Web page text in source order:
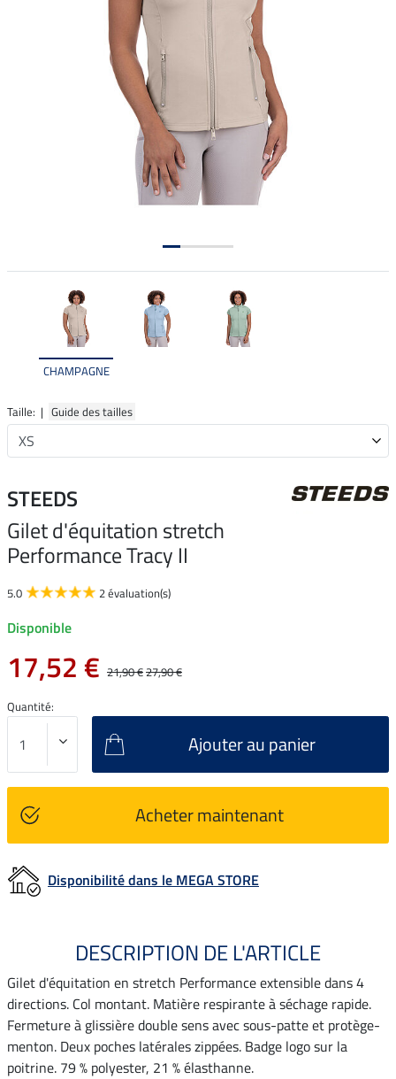
CHAMPAGNE
Taille: | Guide des tailles
STEEDS
Gilet d'équitation stretch
Performance Tracy II
5.0 2 évaluation(s)
Disponible
17,52 € 21,90 €27,90 €
Quantité:
Ajouter au panier
Acheter maintenant
Disponibilité dans le MEGA STORE
DESCRIPTION DE L'ARTICLE
Gilet d'équitation en stretch Performance extensible dans 4
directions. Col montant. Matière respirante à séchage rapide.
Fermeture à glissière double sens avec sous-patte et protège-
menton. Deux poches latérales zippées. Badge logo sur la
poitrine. 79 % polyester, 21 % élasthanne.